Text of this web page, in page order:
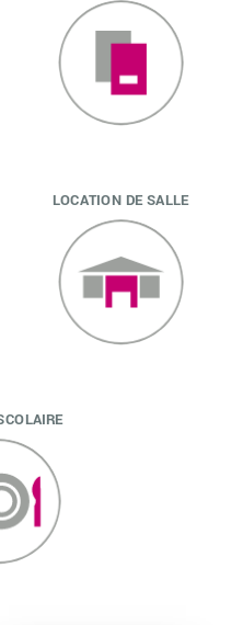
LOCATION DE SALLE